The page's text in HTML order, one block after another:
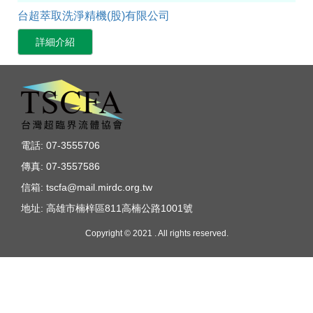
台超萃取洗淨精機(股)有限公司
詳細介紹
電話: 07-3555706
傳真: 07-3557586
信箱: tscfa@mail.mirdc.org.tw
地址: 高雄市楠梓區811高楠公路1001號
Copyright © 2021 . All rights reserved.